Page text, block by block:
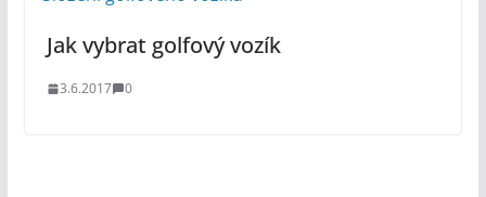
Jak vybrat golfový vozík
3.6.2017 0